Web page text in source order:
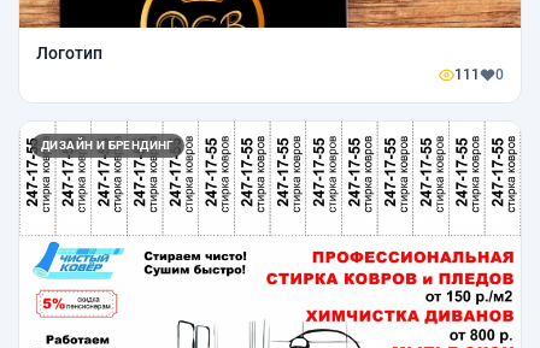
Логотип
111 0
ДИЗАЙН И БРЕНДИНГ